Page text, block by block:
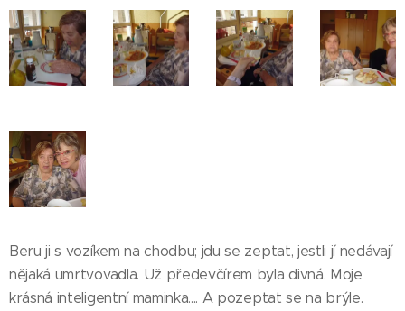
Beru ji s vozíkem na chodbu; jdu se zeptat, jestli jí nedávají
nějaká umrtvovadla. Už předevčírem byla divná. Moje
krásná inteligentní maminka.... A pozeptat se na brýle.